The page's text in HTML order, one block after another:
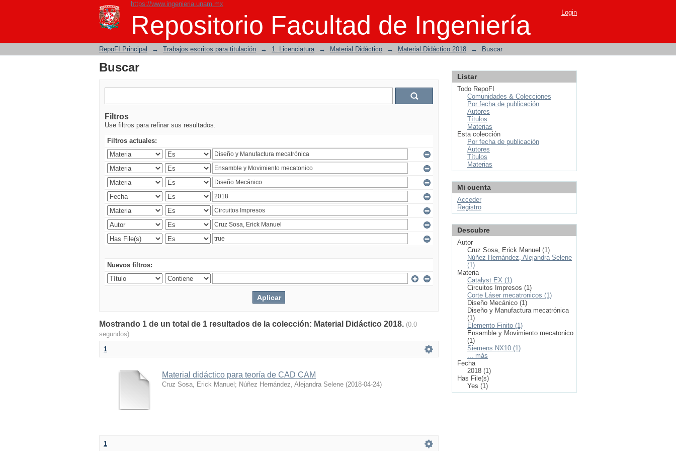
https://www.ingenieria.unam.mx
Repositorio Facultad de Ingeniería
Buscar Login
RepoFI Principal → Trabajos escritos para titulación → 1. Licenciatura → Material Didáctico → Material Didáctico 2018 → Buscar
Buscar
Filtros
Use filtros para refinar sus resultados.
Filtros actuales:
Nuevos filtros:
Mostrando 1 de un total de 1 resultados de la colección: Material Didáctico 2018. (0.0
segundos)
1
Material didáctico para teoría de CAD CAM
Cruz Sosa, Erick Manuel ; Núñez Hernández, Alejandra Selene (2018-04-24)
1
Listar
Todo RepoFI
Comunidades & Colecciones
Por fecha de publicación
Autores
Títulos
Materias
Esta colección
Por fecha de publicación
Autores
Títulos
Materias
Mi cuenta
Acceder
Registro
Descubre
Autor
Cruz Sosa, Erick Manuel (1)
Núñez Hernández, Alejandra Selene
(1)
Materia
Catalyst EX (1)
Circuitos Impresos (1)
Corte Láser mecatronicos (1)
Diseño Mecánico (1)
Diseño y Manufactura mecatrónica
(1)
Elemento Finito (1)
Ensamble y Movimiento mecatonico
(1)
Siemens NX10 (1)
... más
Fecha
2018 (1)
Has File(s)
Yes (1)